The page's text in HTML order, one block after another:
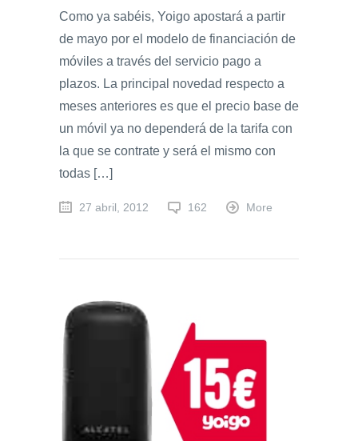
Como ya sabéis, Yoigo apostará a partir
de mayo por el modelo de financiación de
móviles a través del servicio pago a
plazos. La principal novedad respecto a
meses anteriores es que el precio base de
un móvil ya no dependerá de la tarifa con
la que se contrate y será el mismo con
todas […]
27 abril, 2012 162 More